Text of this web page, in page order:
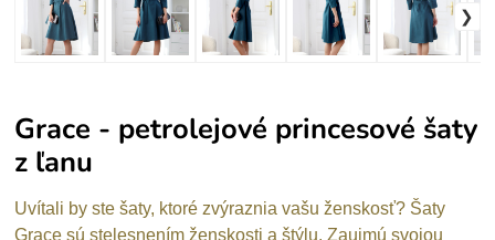
Grace - petrolejové princesové šaty
z ľanu
Uvítali by ste šaty, ktoré zvýraznia vašu ženskosť? Šaty
Grace sú stelesnením ženskosti a štýlu. Zaujmú svojou